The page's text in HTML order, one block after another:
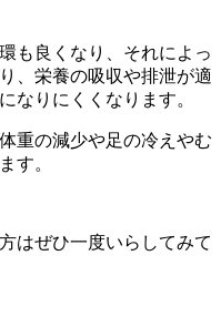
も良くなり、それによっ
、栄養の吸収や排泄が適
なりにくくなります。
重の減少や足の冷えやむ
す。
はぜひ一度いらしてみて